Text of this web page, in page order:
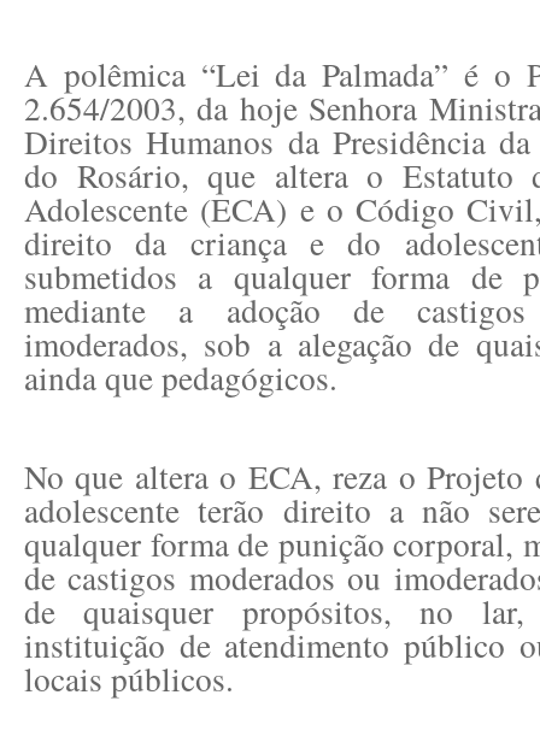
A polêmica “Lei da Palmada” é o
2.654/2003, da hoje Senhora
Direitos Humanos da Presidência
do Rosário, que altera o Estatuto
Adolescente (ECA) e o Código
direito da criança e do
submetidos a qualquer forma de
mediante a adoção de
imoderados, sob a alegação de
ainda que pedagógicos.
No que altera o ECA, reza o Projeto
adolescente terão direito a não
qualquer forma de punição corporal,
de castigos moderados ou
de quaisquer propósitos, no
instituição de atendimento público
locais públicos.